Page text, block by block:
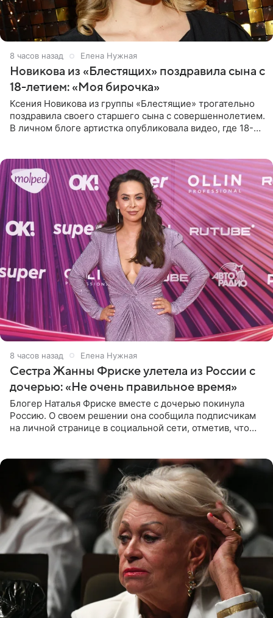
8 часов назад Елена Нужная
Новикова из «Блестящих» поздравила сына с
18-летием: «Моя бирочка»
Ксения Новикова из группы «Блестящие» трогательно
поздравила своего старшего сына с совершеннолетием.
В личном блоге артистка опубликовала видео, где 18-
8 часов назад Елена Нужная
Сестра Жанны Фриске улетела из России с
дочерью: «Не очень правильное время»
Блогер Наталья Фриске вместе с дочерью покинула
Россию. О своем решении она сообщила подписчикам
на личной странице в социальной сети, отметив, что